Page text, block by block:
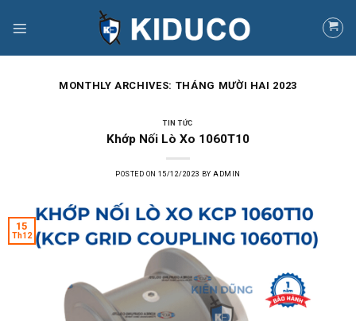
MONTHLY ARCHIVES: THÁNG MƯỜI HAI 2023
TIN TỨC
Khớp Nối Lò Xo 1060T10
POSTED ON 15/12/2023 BY ADMIN
15
Th12